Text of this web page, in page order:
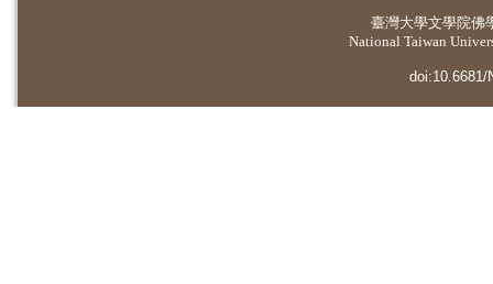
臺灣大學文學院佛
National Taiwan
doi:10.6681/